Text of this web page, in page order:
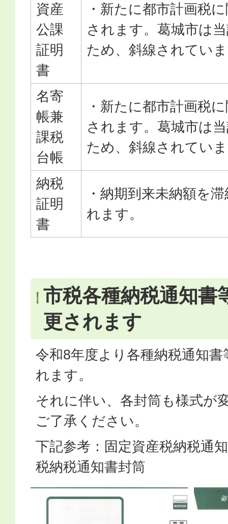
資産
公課
証明
書
・新たに都市計画税
されます。葛城市は
ため、斜線されてい
名寄
帳兼
課税
台帳
・新たに都市計画税
されます。葛城市は
ため、斜線されてい
納税
証明
書
・納期到来未納額を
れます。
市税各種納税通知書
更されます
令和8年度より各種納税通知
れます。
それに伴い、各封筒も様式が
ご了承ください。
下記参考：固定資産税納税通
税納税通知書封筒